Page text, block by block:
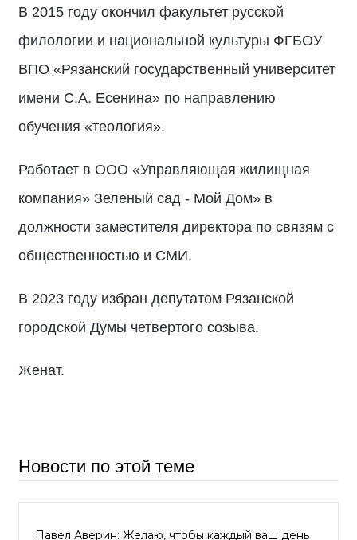
В 2015 году окончил факультет русской
филологии и национальной культуры ФГБОУ
ВПО «Рязанский государственный университет
имени С.А. Есенина» по направлению
обучения «теология».
Работает в ООО «Управляющая жилищная
компания» Зеленый сад - Мой Дом» в
должности заместителя директора по связям с
общественностью и СМИ.
В 2023 году избран депутатом Рязанской
городской Думы четвертого созыва.
Женат.
Новости по этой теме
Павел Аверин: Желаю, чтобы каждый ваш день